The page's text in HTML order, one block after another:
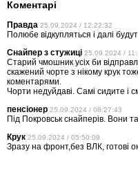
Коментарі
Правда 25.09.2024 / 12:22:32
Полюбе відкупляться і далі
Снайпер з стужиці 25.09.2024 /
Старий чмошник усіх би
скажений чорте з нікому крук
коментарями.
Чорти недуйдаві. Самі сидите і
пенсіонер 25.09.2024 / 08:27:43
Під Покровськ снайперів. Вони
Крук 25.09.2024 / 05:50:09
Зразу на фронт,без ВЛК, готові